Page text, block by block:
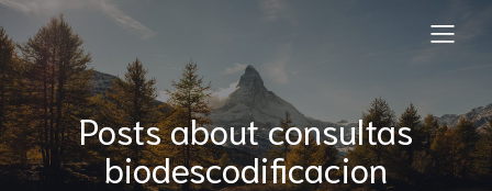
Posts about consultas
biodescodificacion